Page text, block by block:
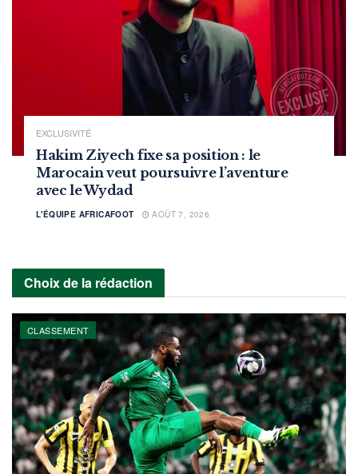
EXCLUSIVITÉ
Hakim Ziyech fixe sa position : le
Marocain veut poursuivre l’aventure
avec le Wydad
L'ÉQUIPE AFRICAFOOT AOÛT 7, 2026
Choix de la rédaction
CLASSEMENT